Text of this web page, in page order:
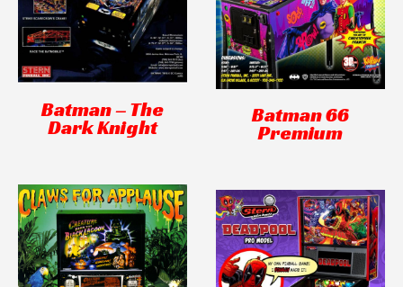
Batman – The
Dark Knight
Batman 66
Premium